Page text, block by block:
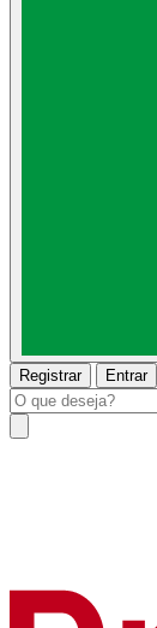
Registrar Entrar